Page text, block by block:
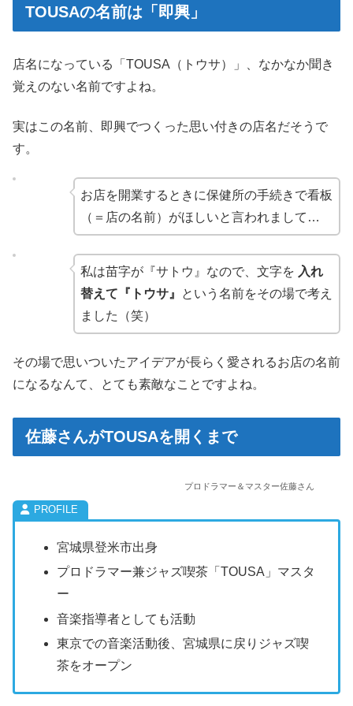
TOUSAの名前は「即興」
店名になっている「TOUSA（トウサ）」、なかなか聞き
覚えのない名前ですよね。
実はこの名前、即興でつくった思い付きの店名だそうで
す。
お店を開業するときに保健所の手続きで看板
（＝店の名前）がほしいと言われまして…
私は苗字が『サトウ』なので、文字を 入れ
替えて『トウサ』
という名前をその場で考え
ました（笑）
その場で思いついたアイデアが長らく愛されるお店の名前
になるなんて、とても素敵なことですよね。
佐藤さんがTOUSAを開くまで
プロドラマー＆マスター佐藤さん
宮城県登米市出身
プロドラマー兼ジャズ喫茶「TOUSA」マスタ
ー
音楽指導者としても活動
東京での音楽活動後、宮城県に戻りジャズ喫
茶をオープン